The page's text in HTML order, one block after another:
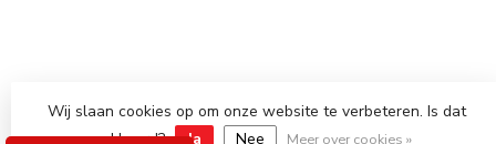
Wij slaan cookies op om onze website te verbeteren. Is dat
akkoord?
Ja Nee Meer over cookies »